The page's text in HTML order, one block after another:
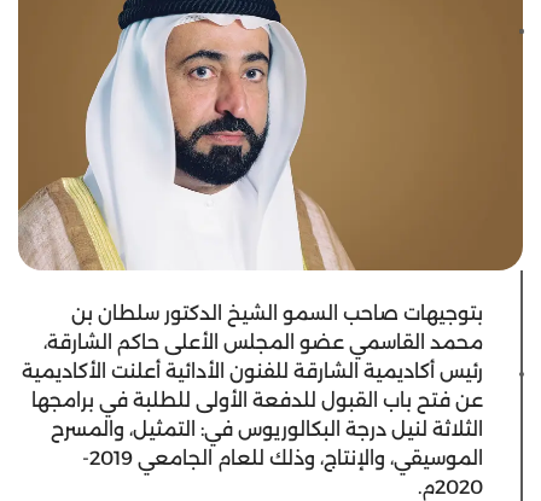
بتوجيهات صاحب السمو الشيخ الدكتور سلطان بن
محمد القاسمي عضو المجلس الأعلى حاكم الشارقة،
رئيس أكاديمية الشارقة للفنون الأدائية أعلنت الأكاديمية
عن فتح باب القبول للدفعة الأولى للطلبة في برامجها
الثلاثة لنيل درجة البكالوريوس في: التمثيل، والمسرح
الموسيقي، والإنتاج، وذلك للعام الجامعي 2019-
2020م.